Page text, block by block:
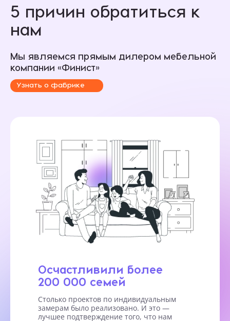
5 причин обратиться к
нам
Мы являемся прямым дилером мебельной
компании «Финист»
Узнать о фабрике
Осчастливили более
200 000 семей
Столько проектов по индивидуальным
замерам было реализовано. И это —
лучшее подтверждение того, что нам